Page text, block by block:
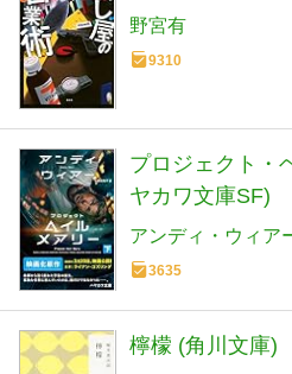
野宮有
9310
プロジェクト・
ヤカワ文庫SF)
アンディ・ウィア
3635
檸檬 (角川文庫)